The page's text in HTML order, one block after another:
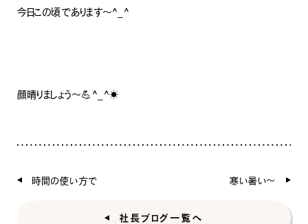
今日この頃であります〜^_^
顔晴りましょう〜💪^_^☀️
時間の使い方で 寒い暑い〜
社長ブログ一覧へ